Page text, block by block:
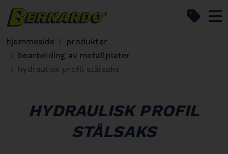
hjemmeside
produkter
bearbeiding av metallplater
hydraulisk profil stålsaks
HYDRAULISK PROFIL
STÅLSAKS